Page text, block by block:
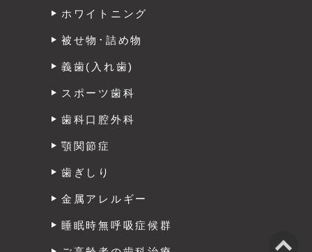
ホワイトニング
被せ物･詰め物
義歯(入れ歯)
スポーツ歯科
歯科口腔外科
顎関節症
歯ぎしり
金属アレルギー
睡眠時無呼吸症候群